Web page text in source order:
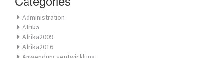
Administration
Afrika
Afrika2009
Afrika2016